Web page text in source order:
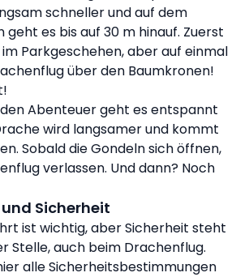
schneller und auf dem
geht es bis auf 30 m hinauf. Zuerst
Parkgeschehen, aber auf einmal
über den Baumkronen!
Abenteuer geht es entspannt
wird langsamer und kommt
Sobald die Gondeln sich öffnen,
verlassen. Und dann? Noch
Sicherheit
ist wichtig, aber Sicherheit steht
Stelle, auch beim Drachenflug.
alle Sicherheitsbestimmungen